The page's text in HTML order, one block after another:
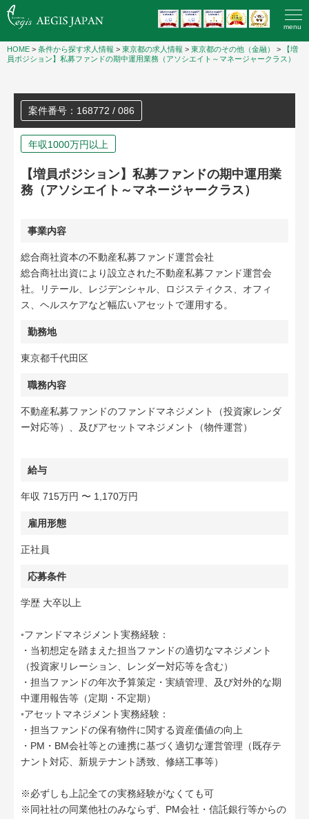
menu
HOME > 条件から探す求人情報 > 東京都の求人情報 > 東京都のその他（金融） >
【増
員ポジション】私募ファンドの期中運用業務（アソシエイト～マネージャークラス）
案件番号：168772 / 086
年収1000万円以上
【増員ポジション】私募ファンドの期中運用業
務（アソシエイト～マネージャークラス）
事業内容
総合商社資本の不動産私募ファンド運営会社
総合商社出資により設立された不動産私募ファンド運営会
社。リテール、レジデンシャル、ロジスティクス、オフィ
ス、ヘルスケアなど幅広いアセットで運用する。
勤務地
東京都千代田区
職務内容
不動産私募ファンドのファンドマネジメント（投資家レンダ
ー対応等）、及びアセットマネジメント（物件運営）
給与
年収 715万円 〜 1,170万円
雇用形態
正社員
応募条件
学歴 大卒以上
◦ファンドマネジメント実務経験：
・当初想定を踏まえた担当ファンドの適切なマネジメント
（投資家リレーション、レンダー対応等を含む）
・担当ファンドの年次予算策定・実績管理、及び対外的な期
中運用報告等（定期・不定期）
◦アセットマネジメント実務経験：
・担当ファンドの保有物件に関する資産価値の向上
・PM・BM会社等との連携に基づく適切な運営管理（既存テ
ナント対応、新規テナント誘致、修繕工事等）
※必ずしも上記全ての実務経験がなくても可
※同社社の同業他社のみならず、PM会社・信託銀行等からの